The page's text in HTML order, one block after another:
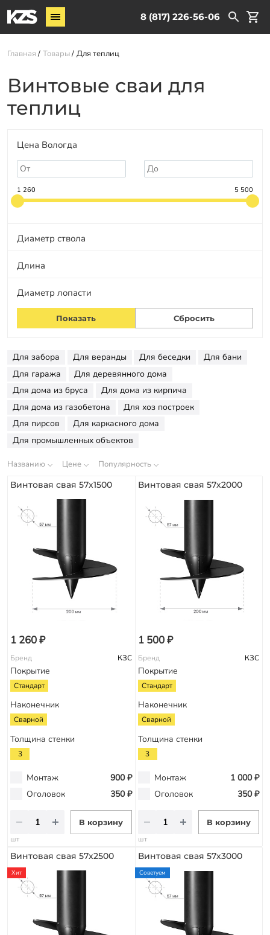
8 (817) 226-56-06
Винтовые сваи
Комплектующие
О компании
Новости
Контакты
Доставка
Оплата
Отзывы
Главная Товары Для теплиц
Винтовые сваи для
теплиц
Цена Вологда
1 260 5 500
Диаметр ствола
Длина
Диаметр лопасти
Для забора Для веранды Для беседки
Для бани
Для гаража
Для деревянного дома
Для дома из бруса
Для дома из кирпича
Для дома из газобетона
Для хоз построек
Для пирсов
Для каркасного дома
Для промышленных объектов
Названию Цене Популярность
Винтовая свая 57х1500
1 260 ₽
Бренд КЗС
Покрытие
Стандарт
Наконечник
Сварной
Толщина стенки
3
Монтаж
900 ₽
Оголовок
350 ₽
В корзину
шт
Винтовая свая 57х2000
1 500 ₽
Бренд КЗС
Покрытие
Стандарт
Наконечник
Сварной
Толщина стенки
3
Монтаж
1 000 ₽
Оголовок
350 ₽
В корзину
шт
Винтовая свая 57х2500
Хит
Винтовая свая 57х3000
Советуем